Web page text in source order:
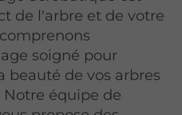
de l'arbre et de votre
soigné pour
beauté de vos arbres
Notre équipe de